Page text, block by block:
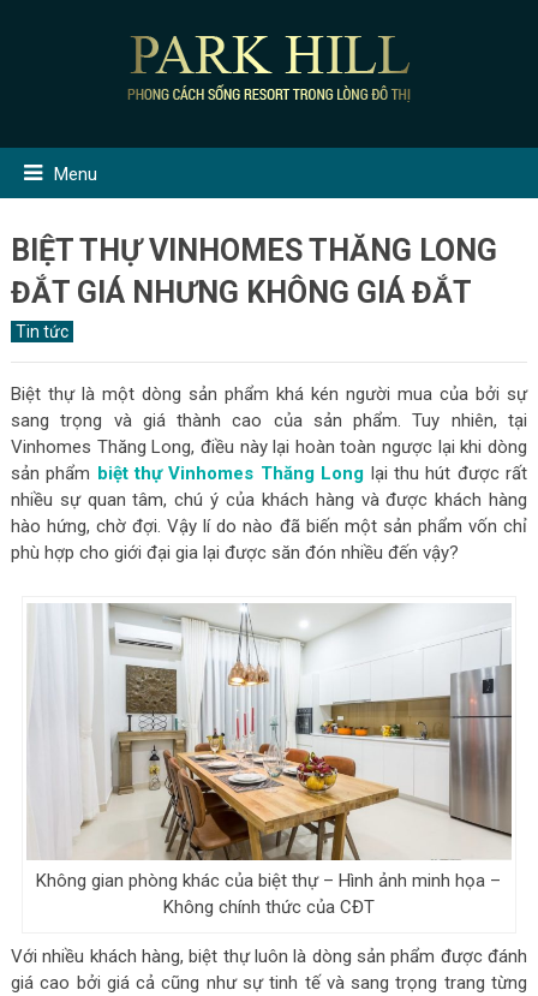
Menu
BIỆT THỰ VINHOMES THĂNG LONG
ĐẮT GIÁ NHƯNG KHÔNG GIÁ ĐẮT
Tin tức
Biệt thự là một dòng sản phẩm khá kén người mua của bởi sự
sang trọng và giá thành cao của sản phẩm. Tuy nhiên, tại
Vinhomes Thăng Long, điều này lại hoàn toàn ngược lại khi dòng
sản phẩm biệt thự Vinhomes Thăng Long lại thu hút được rất
nhiều sự quan tâm, chú ý của khách hàng và được khách hàng
hào hứng, chờ đợi. Vậy lí do nào đã biến một sản phẩm vốn chỉ
phù hợp cho giới đại gia lại được săn đón nhiều đến vậy?
Không gian phòng khác của biệt thự – Hình ảnh minh họa –
Không chính thức của CĐT
Với nhiều khách hàng, biệt thự luôn là dòng sản phẩm được đánh
giá cao bởi giá cả cũng như sự tinh tế và sang trọng trang từng